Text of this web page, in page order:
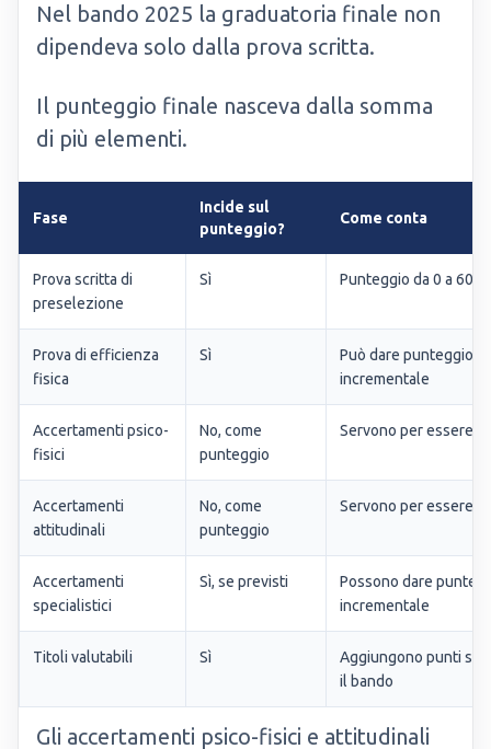
Nel bando 2025 la graduatoria finale non
dipendeva solo dalla prova scritta.
Il punteggio finale nasceva dalla somma
di più elementi.
Fase
Incide sul
punteggio?
Come conta
Prova scritta di
preselezione
Sì Punteggio da 0 a 60
Prova di efficienza
fisica
Sì
Può dare punteggio
incrementale
Accertamenti psico-
fisici
No, come
punteggio
Servono per essere
Accertamenti
attitudinali
No, come
punteggio
Servono per essere
Accertamenti
specialistici
Sì, se previsti
Possono dare
incrementale
Titoli valutabili Sì
Aggiungono punti
il bando
Gli accertamenti psico-fisici e attitudinali